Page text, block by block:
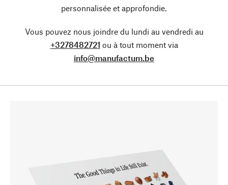
personnalisée et approfondie.
Vous pouvez nous joindre du lundi au vendredi au
+3278482721 ou à tout moment via
info@manufactum.be